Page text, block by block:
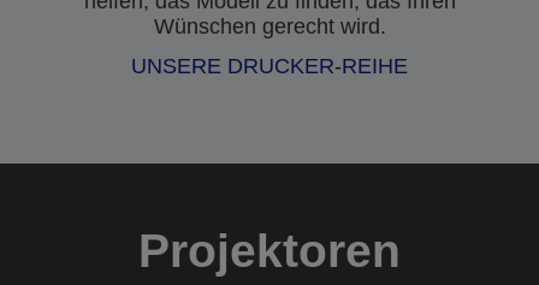
Wünschen gerecht wird.
UNSERE DRUCKER-REIHE
Projektoren